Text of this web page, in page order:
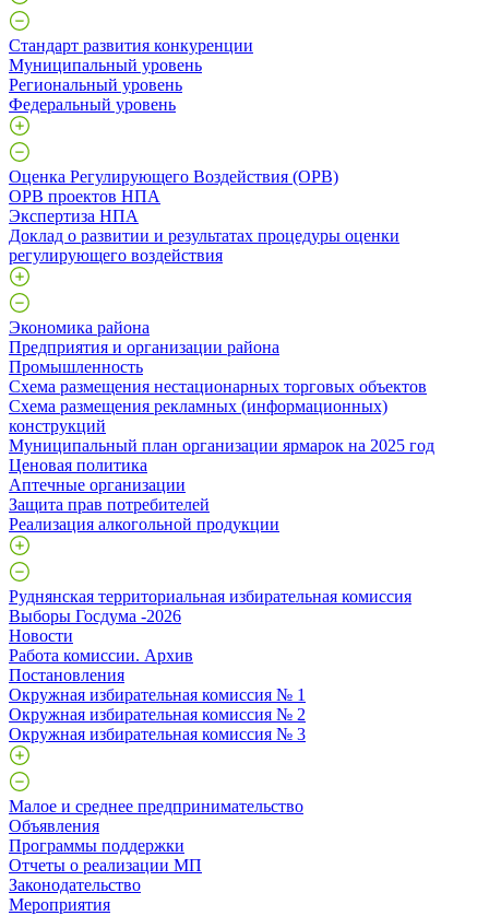
Стандарт развития конкуренции
Муниципальный уровень
Региональный уровень
Федеральный уровень
Оценка Регулирующего Воздействия (ОРВ)
ОРВ проектов НПА
Экспертиза НПА
Доклад о развитии и результатах процедуры оценки
регулирующего воздействия
Экономика района
Предприятия и организации района
Промышленность
Схема размещения нестационарных торговых объектов
Схема размещения рекламных (информационных)
конструкций
Муниципальный план организации ярмарок на 2025 год
Ценовая политика
Аптечные организации
Защита прав потребителей
Реализация алкогольной продукции
Руднянская территориальная избирательная комиссия
Выборы Госдума -2026
Новости
Работа комиссии. Архив
Постановления
Окружная избирательная комиссия № 1
Окружная избирательная комиссия № 2
Окружная избирательная комиссия № 3
Малое и среднее предпринимательство
Объявления
Программы поддержки
Отчеты о реализации МП
Законодательство
Мероприятия